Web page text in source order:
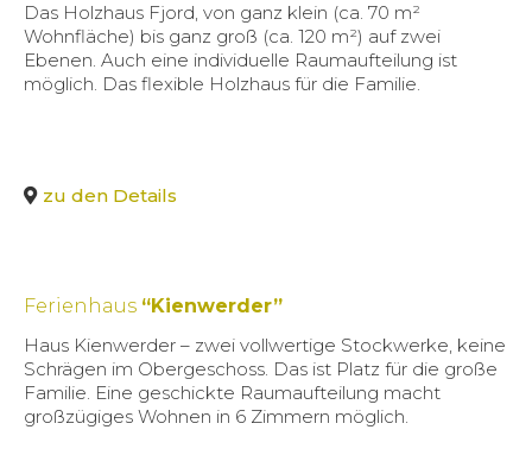
Das Holzhaus Fjord, von ganz klein (ca. 70 m²
Wohnfläche) bis ganz groß (ca. 120 m²) auf zwei
Ebenen. Auch eine individuelle Raumaufteilung ist
möglich. Das flexible Holzhaus für die Familie.
zu den Details
Ferienhaus “Kienwerder”
Haus Kienwerder – zwei vollwertige Stockwerke, keine
Schrägen im Obergeschoss. Das ist Platz für die große
Familie. Eine geschickte Raumaufteilung macht
großzügiges Wohnen in 6 Zimmern möglich.